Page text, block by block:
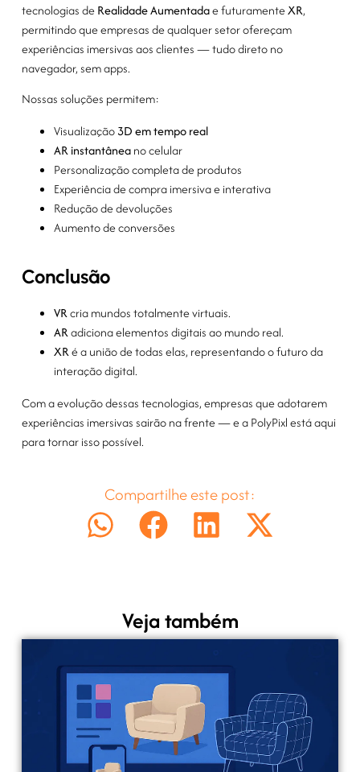
tecnologias deRealidade Aumentadae futuramenteXR,
permitindo que empresas de qualquer setor ofereçam
experiências imersivas aos clientes — tudo direto no
navegador, sem apps.
Nossas soluções permitem:
Visualização3D em tempo real
AR instantâneano celular
Personalização completa de produtos
Experiência de compra imersiva e interativa
Redução de devoluções
Aumento de conversões
Conclusão
VRcria mundos totalmente virtuais.
ARadiciona elementos digitais ao mundo real.
XRé a união de todas elas, representando o futuro da
interação digital.
Com a evolução dessas tecnologias, empresas que adotarem
experiências imersivas sairão na frente — e a PolyPixl está aqui
para tornar isso possível.
Compartilhe este post:
Veja também